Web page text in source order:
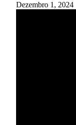
Dezembro 1, 2024